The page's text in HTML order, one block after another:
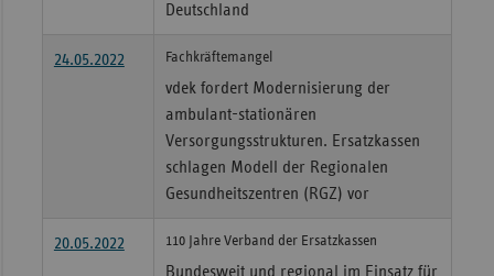
Deutschland
24.05.2022 Fachkräftemangel
vdek fordert Modernisierung der
ambulant-stationären
Versorgungsstrukturen. Ersatzkassen
schlagen Modell der Regionalen
Gesundheitszentren (RGZ) vor
20.05.2022 110 Jahre Verband der Ersatzkassen
Bundesweit und regional im Einsatz für